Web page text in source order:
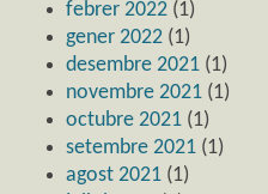
febrer 2022 (1)
gener 2022 (1)
desembre 2021 (1)
novembre 2021 (1)
octubre 2021 (1)
setembre 2021 (1)
agost 2021 (1)